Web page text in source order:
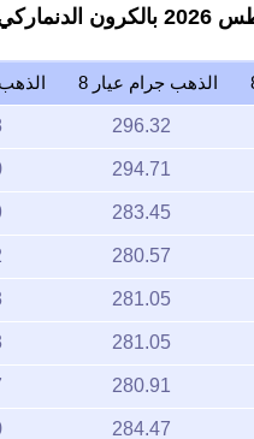
الذهب جرام عيار 8
296.32
294.71
283.45
280.57
281.05
281.05
280.91
284.47
284.33